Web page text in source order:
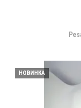
НОВИНКА